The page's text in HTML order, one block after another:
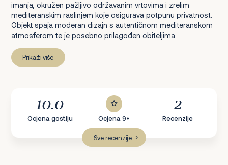
imanja, okružen pažljivo održavanim vrtovima i zrelim
mediteranskim raslinjem koje osigurava potpunu privatnost.
Objekt spaja moderan dizajn s autentičnom mediteranskom
atmosferom te je posebno prilagođen obiteljima.
Prikaži više
10.0
Ocjena gostiju Ocjena 9+
2
Recenzije
Sve recenzije